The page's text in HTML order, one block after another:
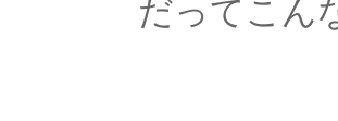
こんなに心が